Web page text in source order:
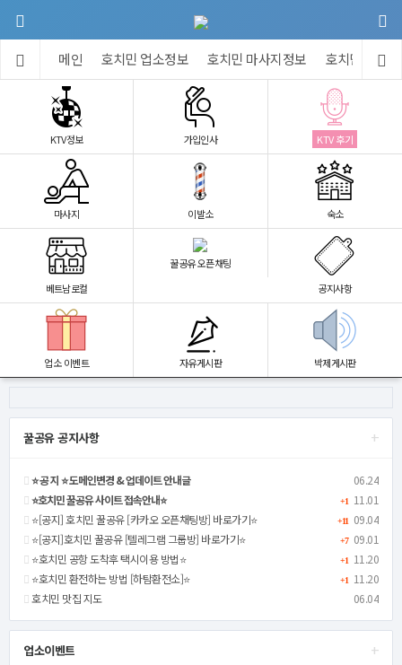
메인 호치민 업소정보 호치민 마사지정보 호치민 숙소
KTV정보 가입인사 KTV 후기
마사지 이발소 숙소
베트남로컬
꿀공유 오픈채팅
공지사항
업소 이벤트 자유게시판 박제게시판
+
꿀공유 공지사항
06.24
⭐️ 공 지 ⭐️ 도메인변경 & 업데이트 안내글
+1 11.01
⭐️호치민 꿀공유 사이트 접속안내⭐️
+11 09.04
⭐️[공지] 호치민 꿀공유 [카카오 오픈채팅방] 바로가기⭐️
+7 09.01
⭐️[공지]호치민 꿀공유 [텔레그램 그룹방] 바로가기⭐️
+1 11.20
⭐️호치민 공항 도착후 택시이용 방법⭐️
+1 11.20
⭐️호치민 환전하는 방법 [하탐환전소]⭐️
06.04
호치민 맛집 지도
+
업소이벤트